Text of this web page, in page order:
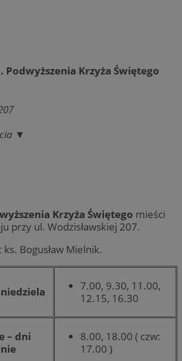
Podwyższenia Krzyża Świętego
▼
Krzyża Świętego mieści
przy ul. Wodzisławskiej 207.
Bogusław Mielnik.
7.00, 9.30, 11.00,
12.15, 16.30
– dni
8.00, 18.00 ( czw:
17.00 )